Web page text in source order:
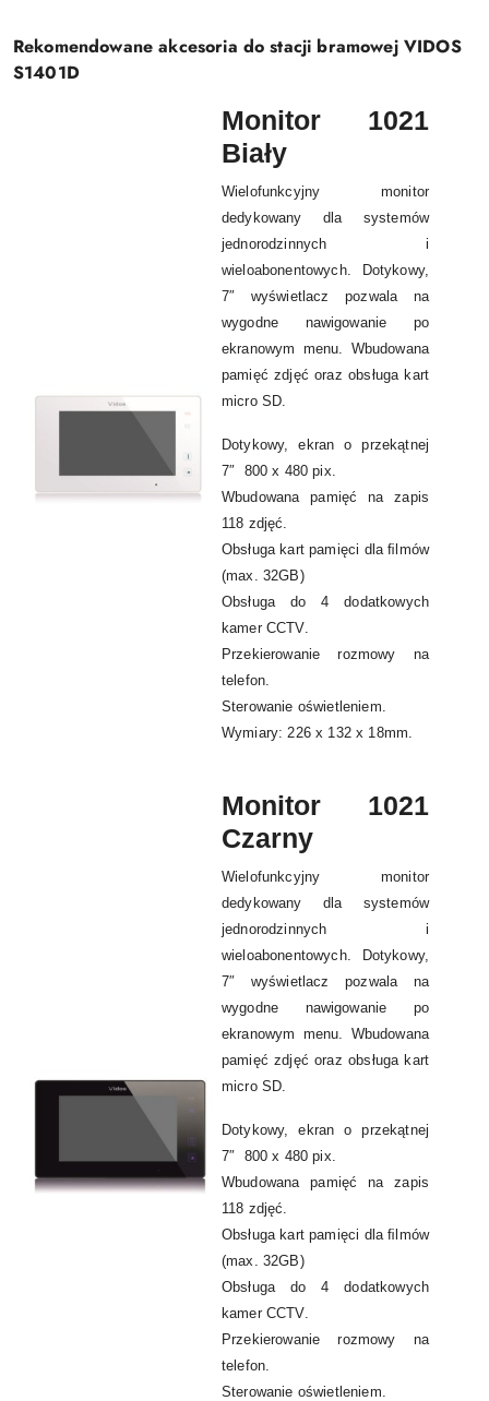
Rekomendowane akcesoria do stacji bramowej VIDOS
S1401D
Monitor 1021
Biały
Wielofunkcyjny monitor
dedykowany dla systemów
jednorodzinnych i
wieloabonentowych. Dotykowy,
7″ wyświetlacz pozwala na
wygodne nawigowanie po
ekranowym menu. Wbudowana
pamięć zdjęć oraz obsługa kart
micro SD.
Dotykowy, ekran o przekątnej
7″ 800 x 480 pix.
Wbudowana pamięć na zapis
118 zdjęć.
Obsługa kart pamięci dla ﬁlmów
(max. 32GB)
Obsługa do 4 dodatkowych
kamer CCTV.
Przekierowanie rozmowy na
telefon.
Sterowanie oświetleniem.
Wymiary: 226 x 132 x 18mm.
Monitor 1021
Czarny
Wielofunkcyjny monitor
dedykowany dla systemów
jednorodzinnych i
wieloabonentowych. Dotykowy,
7″ wyświetlacz pozwala na
wygodne nawigowanie po
ekranowym menu. Wbudowana
pamięć zdjęć oraz obsługa kart
micro SD.
Dotykowy, ekran o przekątnej
7″ 800 x 480 pix.
Wbudowana pamięć na zapis
118 zdjęć.
Obsługa kart pamięci dla ﬁlmów
(max. 32GB)
Obsługa do 4 dodatkowych
kamer CCTV.
Przekierowanie rozmowy na
telefon.
Sterowanie oświetleniem.